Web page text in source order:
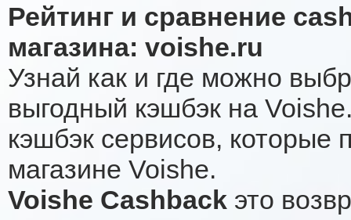
Рейтинг и сравнение
магазина: voishe.ru
Узнай как и где можно
выгодный кэшбэк на
кэшбэк сервисов, которые
магазине Voishe.
Voishe Cashback это